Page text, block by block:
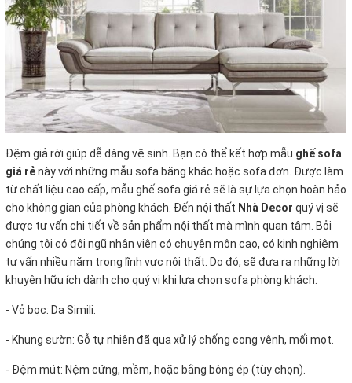
Đệm giả rời giúp dễ dàng vệ sinh. Bạn có thể kết hợp mẫu ghế sofa
giá rẻnày với những mẫu sofa băng khác hoặc sofa đơn. Được làm
từ chất liệu cao cấp, mẫu ghế sofa giá rẻ sẽ là sự lựa chọn hoàn hảo
cho không gian của phòng khách. Đến nội thất Nhà Decor quý vị sẽ
được tư vấn chi tiết về sản phẩm nội thất mà mình quan tâm. Bỏi
chúng tôi có đội ngũ nhân viên có chuyên môn cao, có kinh nghiệm
tư vấn nhiều năm trong lĩnh vực nội thất. Do đó, sẽ đưa ra những lời
khuyên hữu ích dành cho quý vị khi lựa chọn sofa phòng khách.
- Vỏ bọc: Da Simili.
- Khung sườn: Gỗ tự nhiên đã qua xử lý chống cong vênh, mối mọt.
- Đệm mút: Nệm cứng, mềm, hoặc bằng bông ép (tùy chọn).